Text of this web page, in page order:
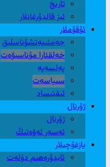
تارىخ
ئىز قالدۇرغانلار
ئۇقۇملار
جەمئىيەتشۇناسلىق
خەلقئارا مۇناسىۋەت
پەلسەپە
سىياسەت
ئىقتىساد
ژۇرنال
ژۇرنال
ئەسەر ئەۋەتىڭ
يازغۇچىلار
ئابدۇرەھىم دۆلەت